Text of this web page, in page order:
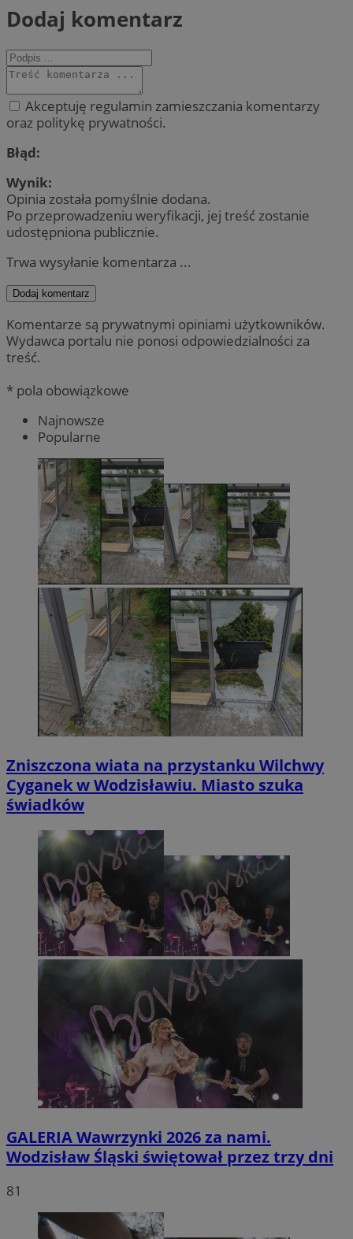
Dodaj komentarz
Akceptuję regulamin zamieszczania komentarzy
oraz politykę prywatności.
Błąd:
Wynik:
Opinia została pomyślnie dodana.
Po przeprowadzeniu weryfikacji, jej treść zostanie
udostępniona publicznie.
Trwa wysyłanie komentarza ...
Dodaj komentarz
Komentarze są prywatnymi opiniami użytkowników.
Wydawca portalu nie ponosi odpowiedzialności za
treść.
* pola obowiązkowe
Najnowsze
Popularne
Zniszczona wiata na przystanku Wilchwy
Cyganek w Wodzisławiu. Miasto szuka
świadków
GALERIAWawrzynki 2026 za nami.
Wodzisław Śląski świętował przez trzy dni
81